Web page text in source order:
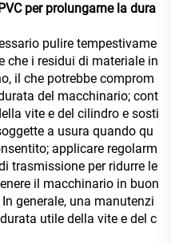
per prolungarne la dura
pulire tempestivame
che i residui di materiale in
il che potrebbe comprom
del macchinario; cont
vite e del cilindro e sosti
a usura quando qu
applicare regolarm
trasmissione per ridurre le
il macchinario in buon
generale, una manutenzi
utile della vite e del c